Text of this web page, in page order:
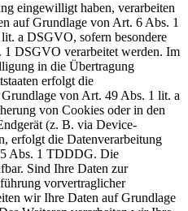
eingewilligt haben, verarbeiten
auf Grundlage von Art. 6 Abs. 1
a DSGVO, sofern besondere
1 DSGVO verarbeitet werden. Im
in die Übertragung
erfolgt die
von Art. 49 Abs. 1 lit. a
von Cookies oder in den
(z. B. via Device-
erfolgt die Datenverarbeitung
Abs. 1 TDDDG. Die
Sind Ihre Daten zur
vorvertraglicher
wir Ihre Daten auf Grundlage